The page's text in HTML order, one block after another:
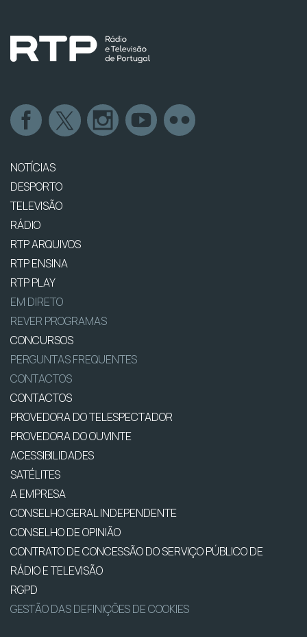
NOTÍCIAS
DESPORTO
TELEVISÃO
RÁDIO
RTP ARQUIVOS
RTP ENSINA
RTP PLAY
EM DIRETO
REVER PROGRAMAS
CONCURSOS
PERGUNTAS FREQUENTES
CONTACTOS
CONTACTOS
PROVEDORA DO TELESPECTADOR
PROVEDORA DO OUVINTE
ACESSIBILIDADES
SATÉLITES
A EMPRESA
CONSELHO GERAL INDEPENDENTE
CONSELHO DE OPINIÃO
CONTRATO DE CONCESSÃO DO SERVIÇO PÚBLICO DE
RÁDIO E TELEVISÃO
RGPD
GESTÃO DAS DEFINIÇÕES DE COOKIES